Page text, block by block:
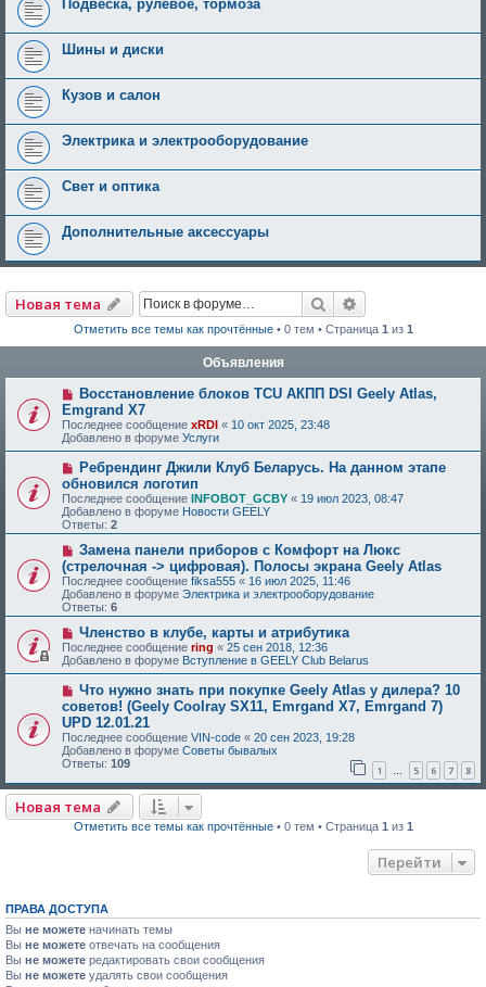
Подвеска, рулевое, тормоза
Шины и диски
Кузов и салон
Электрика и электрооборудование
Свет и оптика
Дополнительные аксессуары
Новая тема Поиск
Отметить все темы как прочтённые• 0 тем • Страница 1 из 1
Объявления
Восстановление блоков TCU АКПП DSI Geely Atlas,
Emgrand X7
Последнее сообщение xRDI « 10 окт 2025, 23:48
Добавлено в форуме Услуги
Ребрендинг Джили Клуб Беларусь. На данном этапе
обновился логотип
Последнее сообщение INFOBOT_GCBY « 19 июл 2023, 08:47
Добавлено в форуме Новости GEELY
Ответы: 2
Замена панели приборов с Комфорт на Люкс
(стрелочная -> цифровая). Полосы экрана Geely Atlas
Последнее сообщение fiksa555 « 16 июл 2025, 11:46
Добавлено в форуме Электрика и электрооборудование
Ответы: 6
Членство в клубе, карты и атрибутика
Последнее сообщение ring « 25 сен 2018, 12:36
Добавлено в форуме Вступление в GEELY Club Belarus
Что нужно знать при покупке Geely Atlas у дилера? 10
советов! (Geely Coolray SX11, Emrgand X7, Emrgand 7)
UPD 12.01.21
Последнее сообщение VIN-code « 20 сен 2023, 19:28
Добавлено в форуме Советы бывалых
Ответы: 109 1 … 5 6 7 8
Новая тема
Отметить все темы как прочтённые• 0 тем • Страница 1 из 1
Перейти
ПРАВА ДОСТУПА
Вы не можете начинать темы
Вы не можете отвечать на сообщения
Вы не можете редактировать свои сообщения
Вы не можете удалять свои сообщения